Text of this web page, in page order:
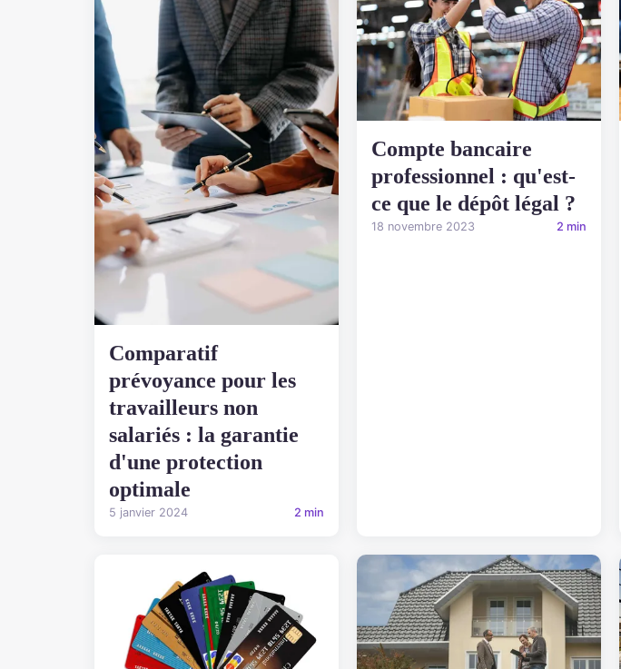
Comparatif
prévoyance pour les
travailleurs non
salariés : la garantie
d'une protection
optimale
5 janvier 2024 2 min
Compte bancaire
professionnel : qu'est-
ce que le dépôt légal ?
18 novembre 2023 2 min